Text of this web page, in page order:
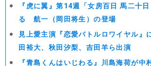
『虎に翼』第14週「女房百日 馬二十
る 航一（岡田将生）の登場
見上愛主演『恋愛バトルロワイヤル』
田裕大、秋田汐梨、吉田羊ら出演
『青島くんはいじわる』川島海荷が中